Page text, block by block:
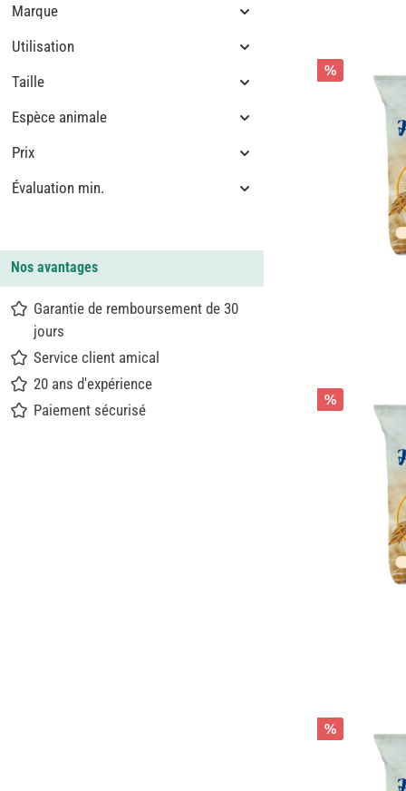
Marque
Utilisation
Taille
Espèce animale
Prix
Évaluation min.
Nos avantages
Garantie de remboursement de 30
jours
Service client amical
20 ans d'expérience
Paiement sécurisé
%
%
%